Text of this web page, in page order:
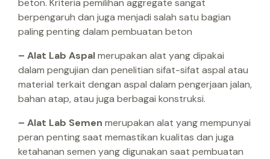
beton. Kriteria pemilihan aggregate sangat
berpengaruh dan juga menjadi salah satu bagian
paling penting dalam pembuatan beton
– Alat Lab Aspalmerupakan alat yang dipakai
dalam pengujian dan penelitian sifat-sifat aspal atau
material terkait dengan aspal dalam pengerjaan jalan,
bahan atap, atau juga berbagai konstruksi.
– Alat Lab Semen merupakan alat yang mempunyai
peran penting saat memastikan kualitas dan juga
ketahanan semen yang digunakan saat pembuatan